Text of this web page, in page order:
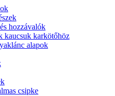
hozzávalók
kaucsuk karkötőhöz
alapok
csipke